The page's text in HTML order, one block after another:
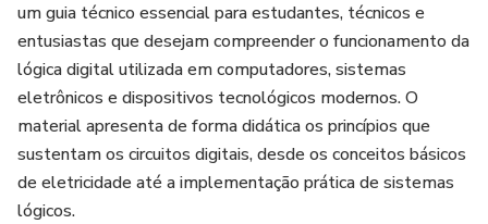
um guia técnico essencial para estudantes, técnicos e
entusiastas que desejam compreender o funcionamento da
lógica digital utilizada em computadores, sistemas
eletrônicos e dispositivos tecnológicos modernos. O
material apresenta de forma didática os princípios que
sustentam os circuitos digitais, desde os conceitos básicos
de eletricidade até a implementação prática de sistemas
lógicos.